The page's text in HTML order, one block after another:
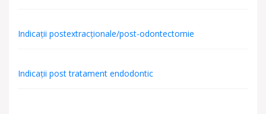
Indicații postextracționale/post-odontectomie
Indicații post tratament endodontic